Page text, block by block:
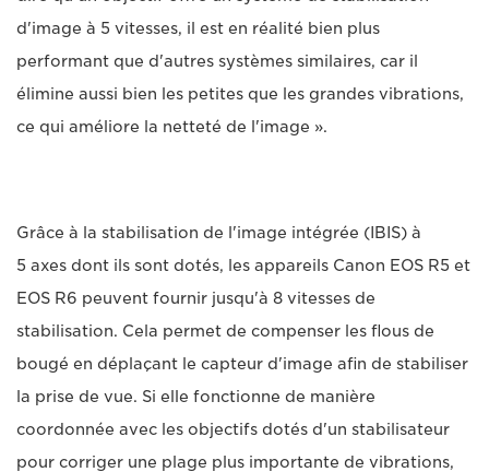
d'image à 5 vitesses, il est en réalité bien plus
performant que d'autres systèmes similaires, car il
élimine aussi bien les petites que les grandes vibrations,
ce qui améliore la netteté de l'image ».
Grâce à la stabilisation de l'image intégrée (IBIS) à
5 axes dont ils sont dotés, les appareils Canon EOS R5 et
EOS R6 peuvent fournir jusqu'à 8 vitesses de
stabilisation. Cela permet de compenser les flous de
bougé en déplaçant le capteur d'image afin de stabiliser
la prise de vue. Si elle fonctionne de manière
coordonnée avec les objectifs dotés d'un stabilisateur
pour corriger une plage plus importante de vibrations,